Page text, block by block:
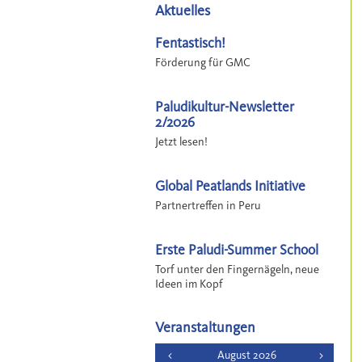
Aktuelles
Fentastisch!
Förderung für GMC
Paludikultur-Newsletter
2/2026
Jetzt lesen!
Global Peatlands Initiative
Partnertreffen in Peru
Erste Paludi-Summer School
Torf unter den Fingernägeln, neue
Ideen im Kopf
Veranstaltungen
< August 2026 >